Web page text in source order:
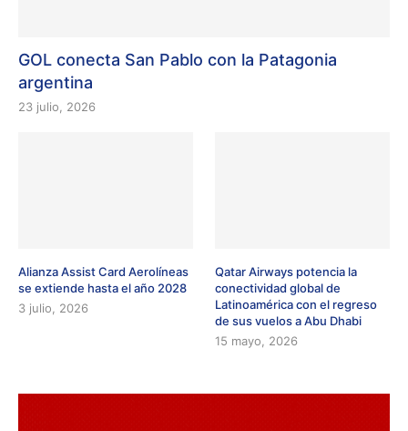
GOL conecta San Pablo con la Patagonia
argentina
23 julio, 2026
Alianza Assist Card Aerolíneas
se extiende hasta el año 2028
3 julio, 2026
Qatar Airways potencia la
conectividad global de
Latinoamérica con el regreso
de sus vuelos a Abu Dhabi
15 mayo, 2026